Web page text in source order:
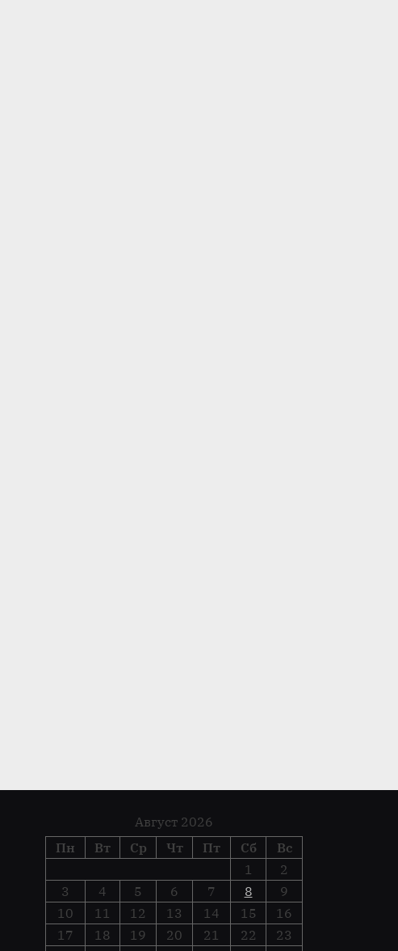
Август 2026
Пн
Вт Ср Чт Пт Сб
Вс
1
2
3
4 5 6 7 8
9
10
11 12 13 14 15
16
17
18 19 20 21 22
23